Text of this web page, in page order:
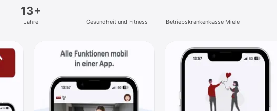
13+
Jahre Gesundheit und Fitness Betriebskrankenkasse Miele